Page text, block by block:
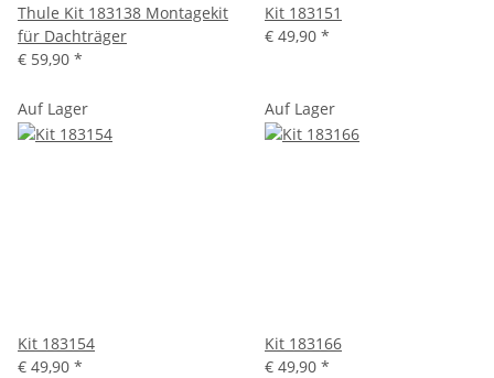
Thule Kit 183138 Montagekit
für Dachträger
€ 59,90 *
Kit 183151
€ 49,90 *
Auf Lager
Kit 183154
€ 49,90 *
Auf Lager
Kit 183166
€ 49,90 *